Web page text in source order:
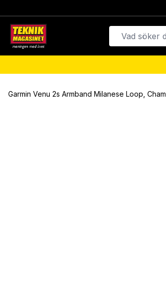
Garmin Venu 2s Armband Milanese Loop,